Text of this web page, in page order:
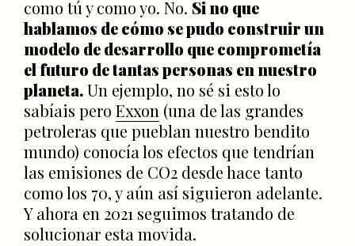
como tú y como yo. No. Si no que
hablamos de cómo se pudo construir un
modelo de desarrollo que comprometía
el futuro de tantas personas en nuestro
planeta.Un ejemplo, no sé si esto lo
sabíais pero Exxon (una de las grandes
petroleras que pueblan nuestro bendito
mundo) conocía los efectos que tendrían
las emisiones de CO2 desde hace tanto
como los 70, y aún así siguieron adelante.
Y ahora en 2021 seguimos tratando de
solucionar esta movida.